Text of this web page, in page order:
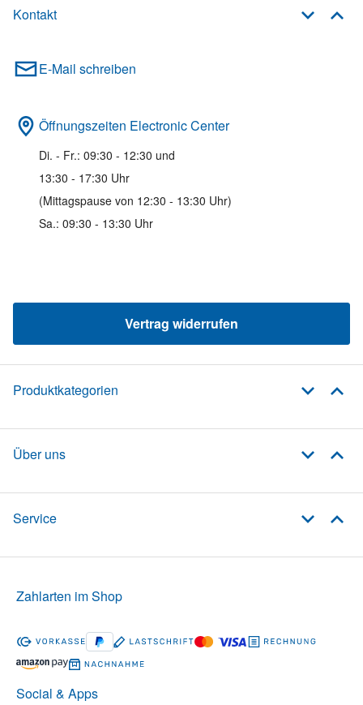
Kontakt
E-Mail schreiben
Öffnungszeiten Electronic Center
Di. - Fr.: 09:30 - 12:30 und
13:30 - 17:30 Uhr
(Mittagspause von 12:30 - 13:30 Uhr)
Sa.: 09:30 - 13:30 Uhr
Vertrag widerrufen
Produktkategorien
Über uns
Service
Social & Apps
Zahlarten im Shop